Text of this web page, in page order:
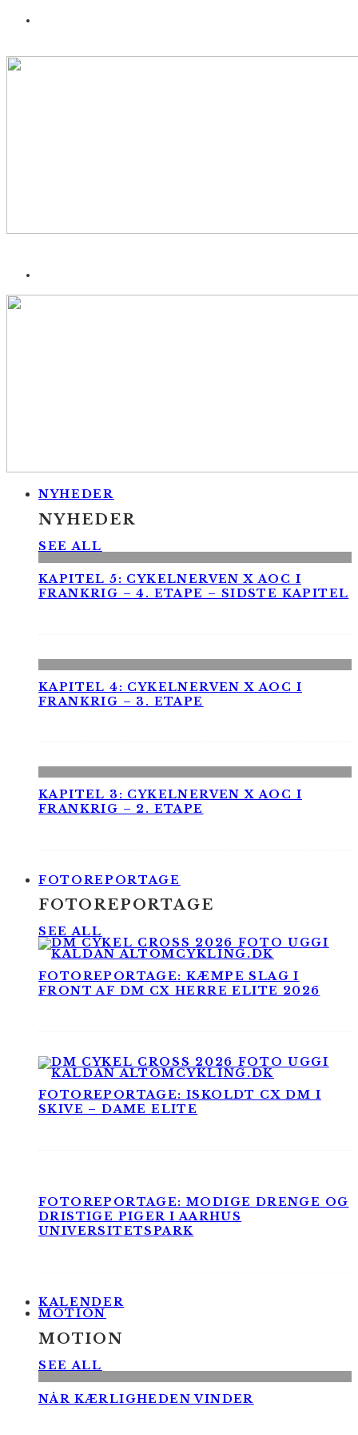
NYHEDER
NYHEDER
SEE ALL
KAPITEL 5: CYKELNERVEN X AOC I
FRANKRIG – 4. ETAPE – SIDSTE KAPITEL
KAPITEL 4: CYKELNERVEN X AOC I
FRANKRIG – 3. ETAPE
KAPITEL 3: CYKELNERVEN X AOC I
FRANKRIG – 2. ETAPE
FOTOREPORTAGE
FOTOREPORTAGE
SEE ALL
FOTOREPORTAGE: KÆMPE SLAG I
FRONT AF DM CX HERRE ELITE 2026
FOTOREPORTAGE: ISKOLDT CX DM I
SKIVE – DAME ELITE
FOTOREPORTAGE: MODIGE DRENGE OG
DRISTIGE PIGER I AARHUS
UNIVERSITETSPARK
KALENDER
MOTION
MOTION
SEE ALL
NÅR KÆRLIGHEDEN VINDER